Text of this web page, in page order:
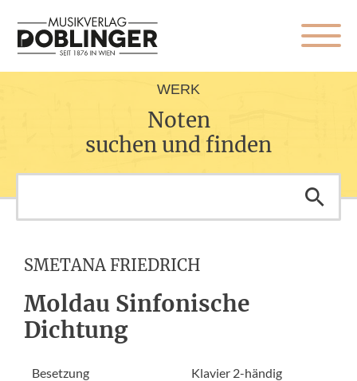
WERK
Noten
suchen und finden
SMETANA FRIEDRICH
Moldau Sinfonische
Dichtung
Besetzung
Klavier 2-händig